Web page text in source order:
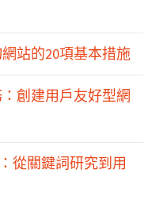
站的20項基本措施
創建用戶友好型網
從關鍵詞研究到用